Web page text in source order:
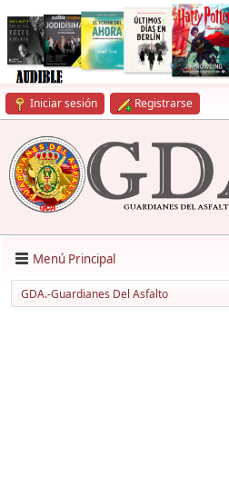
Iniciar sesión Registrarse
Menú Principal
GDA.-Guardianes Del Asfalto